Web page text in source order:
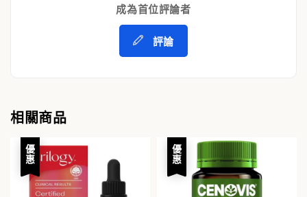
成為首位評論者
評論
相關商品
優惠 優惠